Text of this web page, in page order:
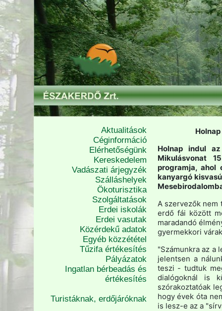
Aktualitások
Céginformáció
Elérhetőségünk
Kereskedelem
Vadászati árjegyzék
Szálláshelyek
Ökoturisztika
Szolgáltatások
Erdei iskolák
Erdei vasutak
Közérdekű adatok
Egyéb közzététel
Tűzifa értékesítés
Pályázatok
Ingatlan bérbeadás és
értékesítés
Turistáknak, erdőjáróknak
Holnap indul
Mikulásvonat
programja,
kanyargó
A szervezők nem
erdő fái között
maradandó
gyermekkori
"Számunkra az a
jelentsen a
teszi - tudtuk
dialógoknál is
szórakoztatóak
hogy évek óta
is lesz-e az a